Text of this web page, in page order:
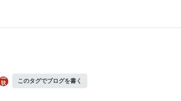
このタグでブログを書く